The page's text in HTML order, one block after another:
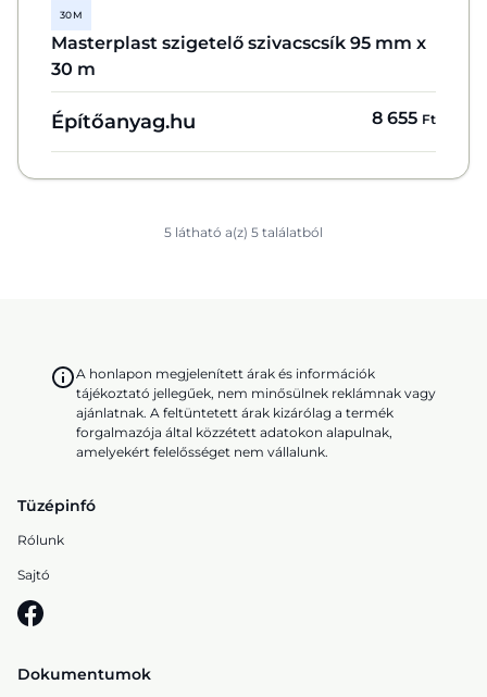
30 M
Masterplast szigetelő szivacscsík 95 mm x
30 m
Építőanyag.hu 8 655 Ft
5 látható a(z) 5 találatból
A honlapon megjelenített árak és információk
tájékoztató jellegűek, nem minősülnek reklámnak vagy
ajánlatnak. A feltüntetett árak kizárólag a termék
forgalmazója által közzétett adatokon alapulnak,
amelyekért felelősséget nem vállalunk.
Tüzépinfó
Rólunk
Sajtó
Dokumentumok